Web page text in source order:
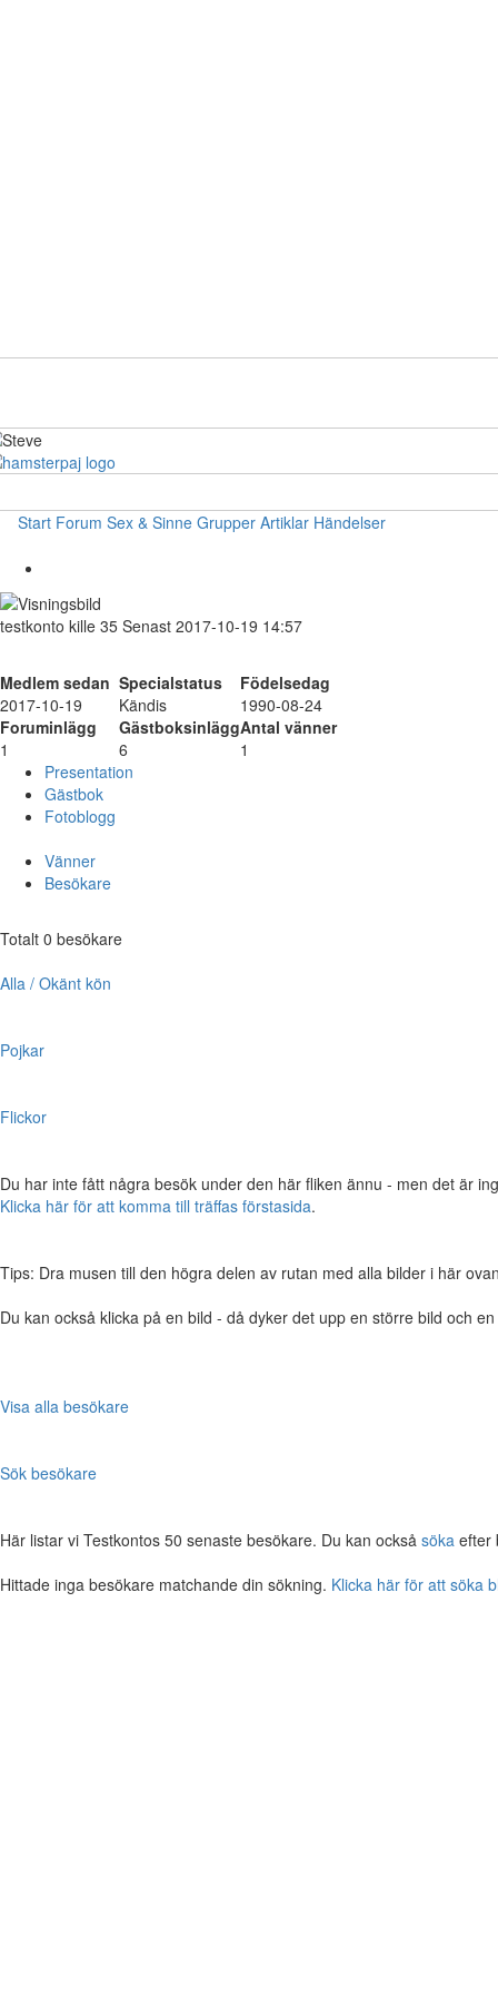
Start Forum Sex & Sinne Grupper Artiklar Händelser
testkonto kille 35 Senast 2017-10-19 14:57
Medlem sedan Specialstatus
Födelsedag
2017-10-19
Kändis
1990-08-24
Foruminlägg
GästboksinläggAntal vänner
1
6
1
Presentation
Gästbok
Fotoblogg
Vänner
Besökare
Totalt 0 besökare
Alla / Okänt kön
Pojkar
Flickor
Du har inte fått några besök under den här fliken ännu - men det är
Klicka här för att komma till träffas förstasida.
Tips: Dra musen till den högra delen av rutan med alla bilder i här
Du kan också klicka på en bild - då dyker det upp en större bild och
Visa alla besökare
Sök besökare
Här listar vi Testkontos 50 senaste besökare. Du kan också söka efter
Hittade inga besökare matchande din sökning. Klicka här för att söka